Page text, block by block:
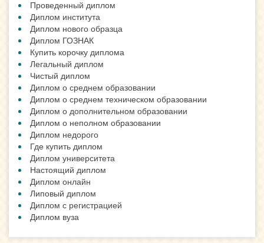
Все города
ДИПЛОМ В ВАШЕМ
ВАЖНАЯ ИНФОРМАЦИЯ
Как заказать документ?
Наши Гарантии
Отличия типографии и Гознака
Сотрудничество с нами
Степени защиты от подделки
НОВОСТИ
Для чего покупают аттестаты
Подлинный диплом, какой он?